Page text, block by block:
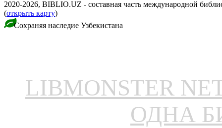
2020-2026, BIBLIO.UZ - составная часть международной
(открыть карту)
Сохраняя наследие Узбекистана
LIBMONSTER
ОДНА